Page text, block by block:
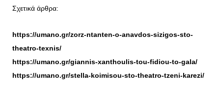
Σχετικά άρθρα:
https://umano.gr/zorz-ntanten-o-anavdos-sizigos-sto-
theatro-texnis/
https://umano.gr/giannis-xanthoulis-tou-fidiou-to-gala/
https://umano.gr/stella-koimisou-sto-theatro-tzeni-karezi/